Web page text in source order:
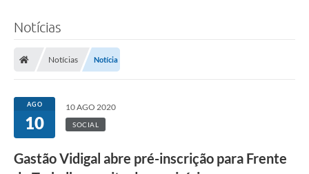
Notícias
Notícias Notícia
AGO
10
10 AGO 2020
SOCIAL
Gastão Vidigal abre pré-inscrição para Frente